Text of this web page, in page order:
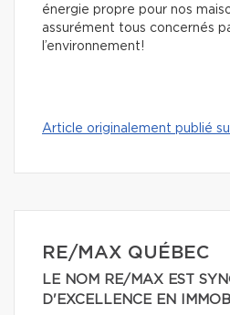
énergie propre pour nos
assurément tous concernés
l’environnement!
Article originalement publié
RE/MAX QUÉBEC
LE NOM RE/MAX EST
D'EXCELLENCE EN